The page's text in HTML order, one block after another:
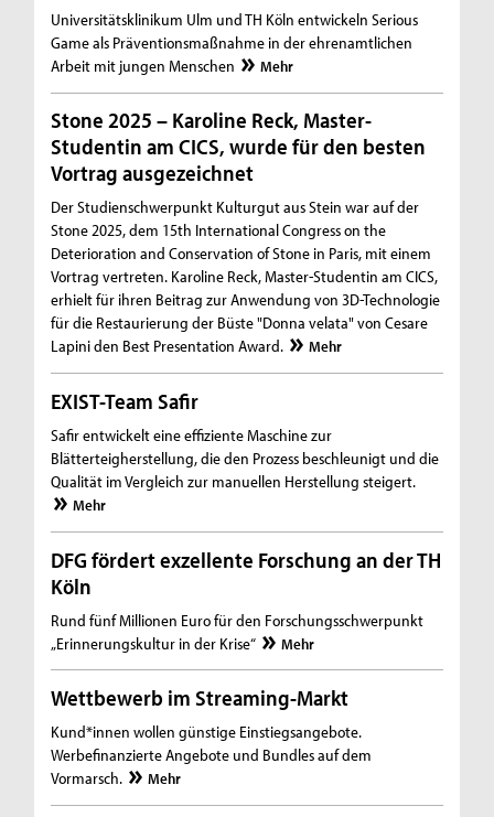
Universitätsklinikum Ulm und TH Köln entwickeln Serious
Game als Präventionsmaßnahme in der ehrenamtlichen
Arbeit mit jungen Menschen
Mehr
Stone 2025 – Karoline Reck, Master-
Studentin am CICS, wurde für den besten
Vortrag ausgezeichnet
Der Studienschwerpunkt Kulturgut aus Stein war auf der
Stone 2025, dem 15th International Congress on the
Deterioration and Conservation of Stone in Paris, mit einem
Vortrag vertreten. Karoline Reck, Master-Studentin am CICS,
erhielt für ihren Beitrag zur Anwendung von 3D-Technologie
für die Restaurierung der Büste "Donna velata" von Cesare
Lapini den Best Presentation Award.
Mehr
EXIST-Team Safir
Safir entwickelt eine effiziente Maschine zur
Blätterteigherstellung, die den Prozess beschleunigt und die
Qualität im Vergleich zur manuellen Herstellung steigert.
Mehr
DFG fördert exzellente Forschung an der TH
Köln
Rund fünf Millionen Euro für den Forschungsschwerpunkt
„Erinnerungskultur in der Krise“
Mehr
Wettbewerb im Streaming-Markt
Kund*innen wollen günstige Einstiegsangebote.
Werbefinanzierte Angebote und Bundles auf dem
Vormarsch.
Mehr